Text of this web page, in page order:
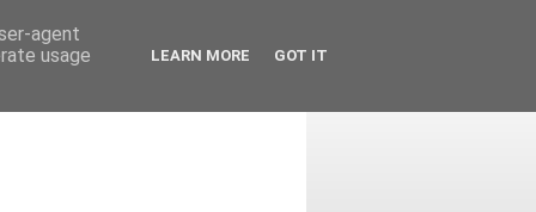
agent
usage
LEARN MORE GOT IT